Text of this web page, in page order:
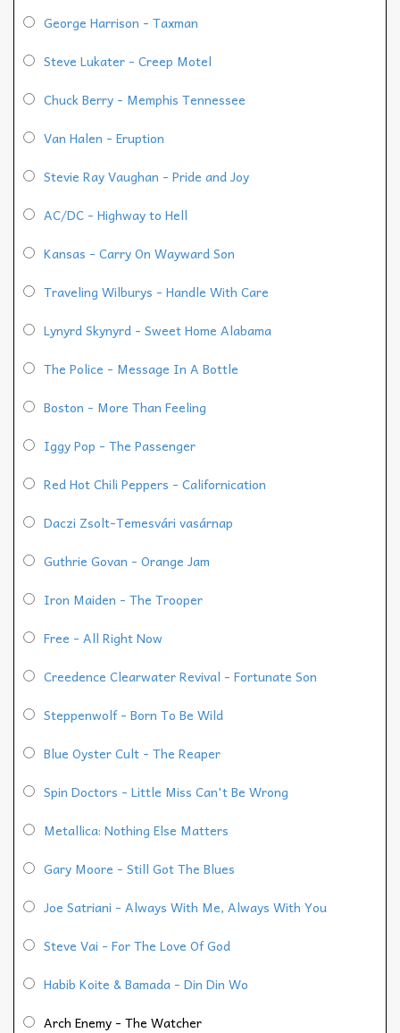
George Harrison - Taxman
Steve Lukater - Creep Motel
Chuck Berry - Memphis Tennessee
Van Halen - Eruption
Stevie Ray Vaughan - Pride and Joy
AC/DC - Highway to Hell
Kansas - Carry On Wayward Son
Traveling Wilburys - Handle With Care
Lynyrd Skynyrd - Sweet Home Alabama
The Police - Message In A Bottle
Boston - More Than Feeling
Iggy Pop - The Passenger
Red Hot Chili Peppers - Californication
Daczi Zsolt-Temesvári vasárnap
Guthrie Govan - Orange Jam
Iron Maiden - The Trooper
Free - All Right Now
Creedence Clearwater Revival - Fortunate Son
Steppenwolf - Born To Be Wild
Blue Oyster Cult - The Reaper
Spin Doctors - Little Miss Can't Be Wrong
Metallica: Nothing Else Matters
Gary Moore - Still Got The Blues
Joe Satriani - Always With Me, Always With You
Steve Vai - For The Love Of God
Habib Koite & Bamada - Din Din Wo
Arch Enemy - The Watcher